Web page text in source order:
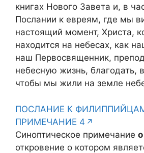
книгах Нового Завета и, в
Послании к евреям, где мы
настоящий момент, Христа,
находится на небесах, как
наш Первосвященник,
небесную жизнь, благодать,
чтобы мы жили на земле
ПОСЛАНИЕ К ФИЛИППИЙЦАМ
ПРИМЕЧАНИЕ 4
Синоптическое примечание
откровение о котором